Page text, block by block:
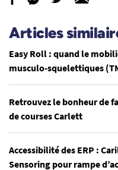
Articles
Easy Roll : quand le
musculo-squelettiques
Retrouvez le bonheur de
de courses Carlett
Accessibilité des ERP :
Sensoring pour rampe